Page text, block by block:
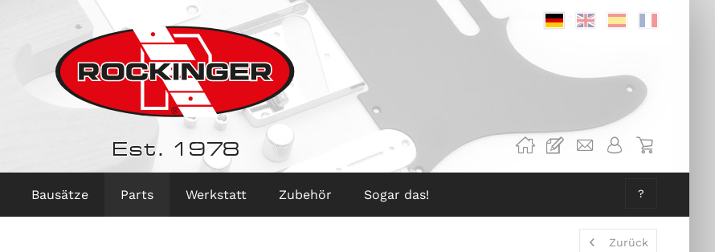
DeutschEnglischSpanisch
Est. 1978
Bausätze Parts Werkstatt Zubehör Sogar das! ?
Zurück